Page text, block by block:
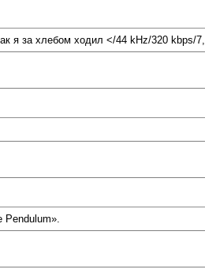
я за хлебом ходил </44 kHz/320 kbps/
Pendulum».